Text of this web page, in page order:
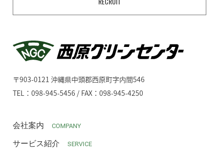
〒903-0121 沖縄県中頭郡西原町字内間546
TEL：098-945-5456 / FAX：098-945-4250
会社案内 COMPANY
サービス紹介 SERVICE